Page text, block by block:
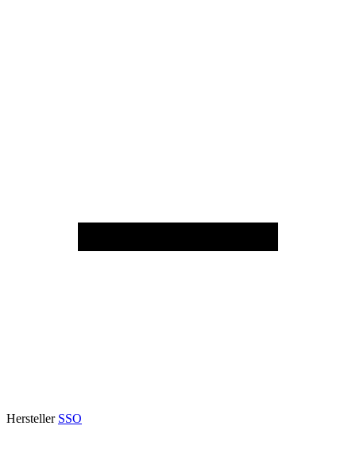
Hersteller SSO